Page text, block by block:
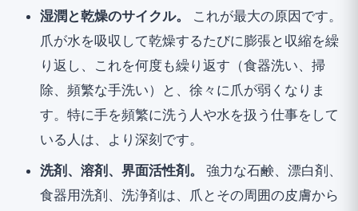
湿潤と乾燥のサイクル。
これが最大の原因です。
爪が水を吸収して乾燥するたびに膨張と収縮を繰
り返し、これを何度も繰り返す（食器洗い、掃
除、頻繁な手洗い）と、徐々に爪が弱くなりま
す。特に手を頻繁に洗う人や水を扱う仕事をして
いる人は、より深刻です。
洗剤、溶剤、界面活性剤。
強力な石鹸、漂白剤、
食器用洗剤、洗浄剤は、爪とその周囲の皮膚から